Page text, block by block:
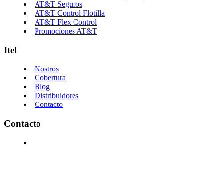
AT&T Seguros
AT&T Control Flotilla
AT&T Flex Control
Promociones AT&T
Itel
Nostros
Cobertura
Blog
Distribuidores
Contacto
Contacto